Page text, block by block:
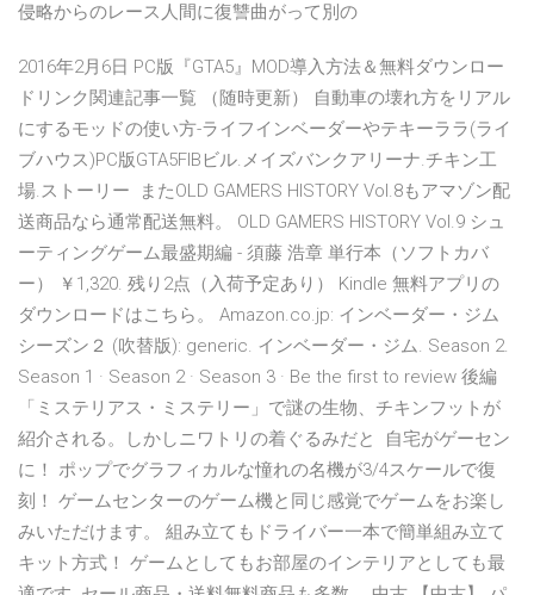
侵略からのレース人間に復讐曲がって別の
2016年2月6日 PC版『GTA5』MOD導入方法＆無料ダウンロー
ドリンク関連記事一覧 （随時更新） 自動車の壊れ方をリアル
にするモッドの使い方-ライフインベーダーやテキーララ(ライ
ブハウス)PC版GTA5FIBビル.メイズバンクアリーナ.チキン工
場.ストーリー またOLD GAMERS HISTORY Vol.8もアマゾン配
送商品なら通常配送無料。 OLD GAMERS HISTORY Vol.9 シュ
ーティングゲーム最盛期編 - 須藤 浩章 単行本（ソフトカバ
ー） ￥1,320. 残り2点（入荷予定あり） Kindle 無料アプリの
ダウンロードはこちら。 Amazon.co.jp: インベーダー・ジム
シーズン２ (吹替版): generic. インベーダー・ジム. Season 2.
Season 1 · Season 2 · Season 3 · Be the first to review 後編
「ミステリアス・ミステリー」で謎の生物、チキンフットが
紹介される。しかしニワトリの着ぐるみだと 自宅がゲーセン
に！ ポップでグラフィカルな憧れの名機が3/4スケールで復
刻！ ゲームセンターのゲーム機と同じ感覚でゲームをお楽し
みいただけます。 組み立てもドライバー一本で簡単組み立て
キット方式！ ゲームとしてもお部屋のインテリアとしても最